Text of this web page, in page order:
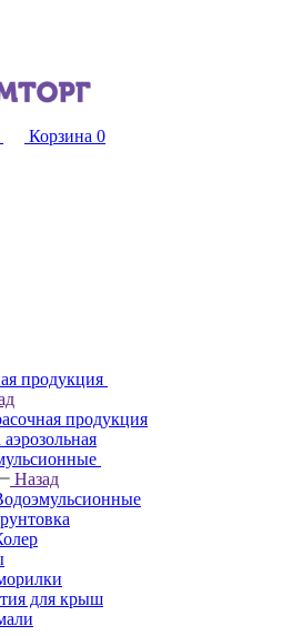
Корзина 0
продукция
продукция
Назад
для крыш